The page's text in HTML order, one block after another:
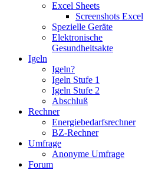
Excel Sheets
Screenshots Excel
Spezielle Geräte
Elektronische
Gesundheitsakte
Igeln
Igeln?
Igeln Stufe 1
Igeln Stufe 2
Abschluß
Rechner
Energiebedarfsrechner
BZ-Rechner
Umfrage
Anonyme Umfrage
Forum